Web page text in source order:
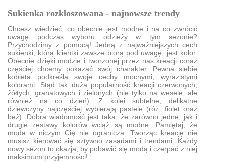
Sukienka rozkloszowana - najnowsze trendy
Chcesz wiedzieć, co obecnie jest modne i na co zwrócić
uwagę podczas wyboru odzieży w tym sezonie?
Przychodzimy z pomocą! Jedną z najważniejszych cech
sukienki, którą klientki zawsze biorą pod uwagę, jest kolor.
Obecnie dzięki modzie i tworzonej przez nas kreacji coraz
częściej chcemy pokazać swój charakter. Pewna siebie
kobieta podkreśla swoje cechy mocnymi, wyrazistymi
kolorami. Stąd tak duża popularność kreacji czerwonych,
żółtych, granatowych i zielonych (nie tylko na wesele, ale
również na co dzień). Z kolei subtelne, delikatne
dziewczyny najczęściej wybierają pastele (róż, fiolet oraz
beż). Dobra wiadomość jest taka, że zarówno jedne, jak i
drugie zestawy kolorów wciąż są modne. Pamiętaj, że
moda w niczym Cię nie ogranicza. Tworząc kreację nie
musisz kierować się sztywno zasadami i trendami. Każdy
nowy sezon to okazja, by pobawić się modą i czerpać z niej
maksimum przyjemności!